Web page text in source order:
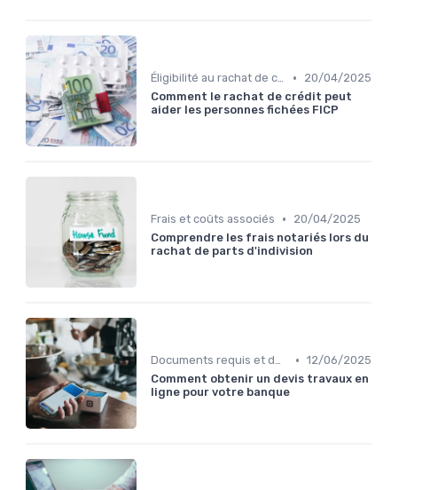
Éligibilité au rachat de crédit •
20/04/2025
Comment le rachat de crédit peut
aider les personnes fichées FICP
Frais et coûts associés •
20/04/2025
Comprendre les frais notariés lors du
rachat de parts d'indivision
Documents requis et démarches • 12/06/2025
Comment obtenir un devis travaux en
ligne pour votre banque